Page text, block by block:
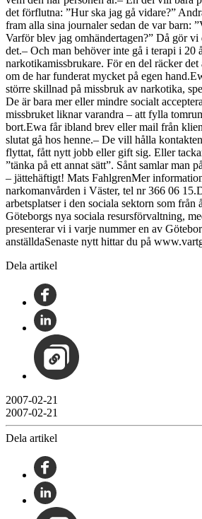
det förflutna: ”Hur ska jag gå vidare?”
fram alla sina journaler sedan de var barn:
Varför blev jag omhändertagen?” Då gör vi
det.– Och man behöver inte gå i terapi i 20
narkotikamissbrukare. För en del räcker det
om de har funderat mycket på egen
större skillnad på missbruk av narkotika,
De är bara mer eller mindre socialt
missbruket liknar varandra – att fylla
bort.Ewa får ibland brev eller mail från
slutat gå hos henne.– De vill hålla
flyttat, fått nytt jobb eller gift sig. Eller
”tänka på ett annat sätt”. Sånt samlar man
– jättehäftigt! Mats FahlgrenMer
narkomanvården i Väster, tel nr 366 06
arbetsplatser i den sociala sektorn som från
Göteborgs nya sociala resursförvaltning,
presenterar vi i varje nummer en av
anställdaSenaste nytt hittar du på
Dela artikel
2007-02-21
2007-02-21
Dela artikel